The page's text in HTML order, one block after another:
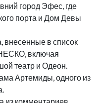
город Эфес, где
порта и Дом Девы
внесенные в список
включая
театр и Одеон.
Артемиды, одного из
из комментариев